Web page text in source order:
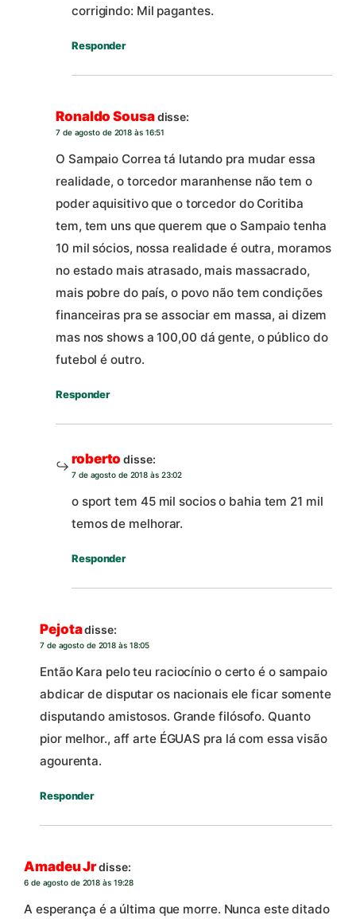
corrigindo: Mil pagantes.
Responder
Ronaldo Sousadisse:
7 de agosto de 2018 às 16:51
O Sampaio Correa tá lutando pra mudar essa
realidade, o torcedor maranhense não tem o
poder aquisitivo que o torcedor do Coritiba
tem, tem uns que querem que o Sampaio tenha
10 mil sócios, nossa realidade é outra, moramos
no estado mais atrasado, mais massacrado,
mais pobre do país, o povo não tem condições
financeiras pra se associar em massa, ai dizem
mas nos shows a 100,00 dá gente, o público do
futebol é outro.
Responder
roberto disse:
7 de agosto de 2018 às 23:02
o sport tem 45 mil socios o bahia tem 21 mil
temos de melhorar.
Responder
Pejotadisse:
7 de agosto de 2018 às 18:05
Então Kara pelo teu raciocínio o certo é o sampaio
abdicar de disputar os nacionais ele ficar somente
disputando amistosos. Grande filósofo. Quanto
pior melhor., aff arte ÉGUAS pra lá com essa visão
agourenta.
Responder
Amadeu Jrdisse:
6 de agosto de 2018 às 19:28
A esperança é a última que morre. Nunca este ditado